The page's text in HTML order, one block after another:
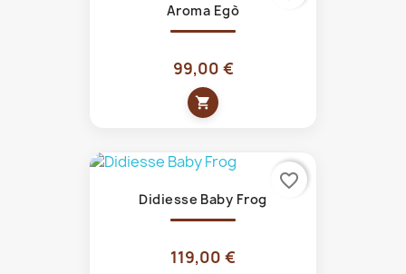
Aroma Egò
99,00 €
shopping_cart
Didiesse Baby Frog
119,00 €
favorite_border